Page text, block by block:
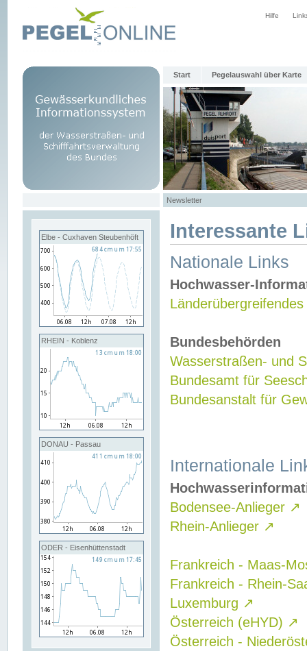
Hilfe
Start Pegelauswahl über Karte
Newsletter
Elbe - Cuxhaven Steubenhöft
RHEIN - Koblenz
DONAU - Passau
ODER - Eisenhüttenstadt
Interessante
Nationale Links
Hochwasser-
Bundesbehörden
Wasserstraßen- und
Bundesamt für
Bundesanstalt für
Internationale
Bodensee-Anlieger ↗
Rhein-Anlieger ↗
Frankreich - Maas-
Frankreich - Rhein-
Luxemburg ↗
Österreich (eHYD) ↗
Österreich -